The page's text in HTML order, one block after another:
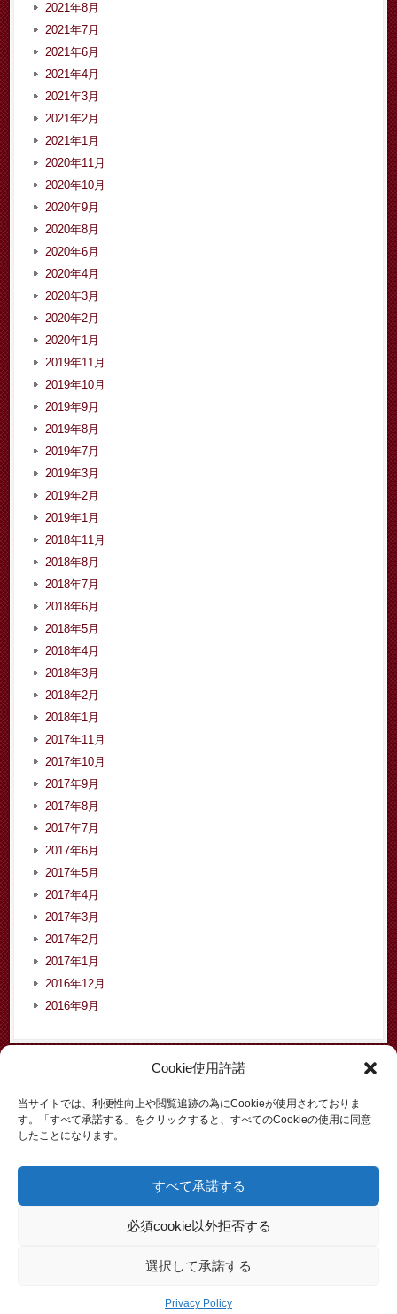
Cookie使用許諾
当サイトでは、利便性向上や閲覧追跡の為にCookieが使用されておりま
す。「すべて承諾する」をクリックすると、すべてのCookieの使用に同意
したことになります。
すべて承諾する
必須cookie以外拒否する
選択して承諾する
Privacy Policy
2021年8月
2021年7月
2021年6月
2021年4月
2021年3月
2021年2月
2021年1月
2020年11月
2020年10月
2020年9月
2020年8月
2020年6月
2020年4月
2020年3月
2020年2月
2020年1月
2019年11月
2019年10月
2019年9月
2019年8月
2019年7月
2019年3月
2019年2月
2019年1月
2018年11月
2018年8月
2018年7月
2018年6月
2018年5月
2018年4月
2018年3月
2018年2月
2018年1月
2017年11月
2017年10月
2017年9月
2017年8月
2017年7月
2017年6月
2017年5月
2017年4月
2017年3月
2017年2月
2017年1月
2016年12月
2016年9月
お知らせ